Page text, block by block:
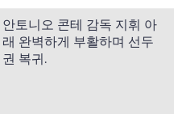
안토니오 콘테 감독 지휘 아
래 완벽하게 부활하며 선두
권 복귀.